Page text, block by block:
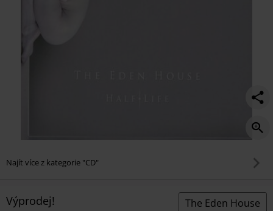
Najít více z kategorie "CD"
Výprodej! The Eden House